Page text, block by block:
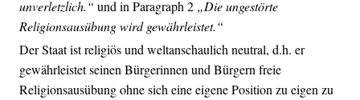
unverletzlich.“ und in Paragraph 2 „Die ungestörte
Religionsausübung wird gewährleistet.“
Der Staat ist religiös und weltanschaulich neutral, d.h. er
gewährleistet seinen Bürgerinnen und Bürgern freie
Religionsausübung ohne sich eine eigene Position zu eigen zu